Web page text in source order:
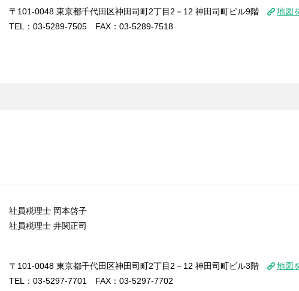
〒101-0048 東京都千代田区神田司町2丁目2－12 神田司町ビル9階
地図
TEL：03-5289-7505 FAX：03-5289-7518
社員税理士 岡本啓子
社員税理士 井関正司
〒101-0048 東京都千代田区神田司町2丁目2－12 神田司町ビル3階
地図
TEL：03-5297-7701 FAX：03-5297-7702